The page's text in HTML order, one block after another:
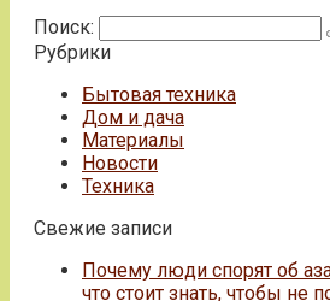
Поиск:
Рубрики
Бытовая техника
Дом и дача
Материалы
Новости
Техника
Свежие записи
Почему люди спорят об
что стоит знать, чтобы не